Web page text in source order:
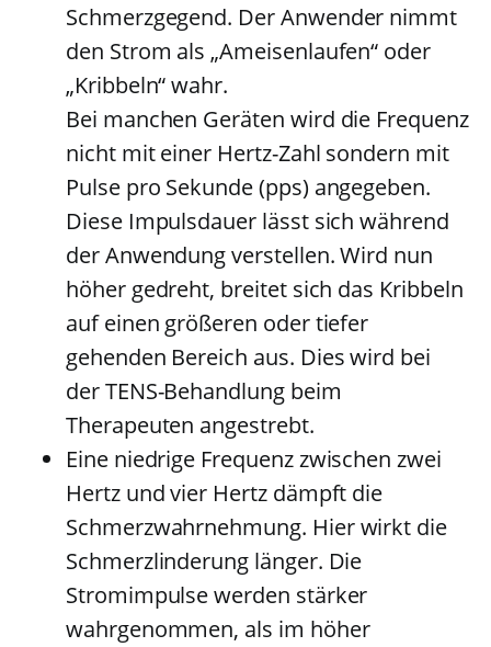
Schmerzgegend. Der Anwender nimmt
den Strom als „Ameisenlaufen“ oder
„Kribbeln“ wahr.
Bei manchen Geräten wird die Frequenz
nicht mit einer Hertz-Zahl sondern mit
Pulse pro Sekunde (pps) angegeben.
Diese Impulsdauer lässt sich während
der Anwendung verstellen. Wird nun
höher gedreht, breitet sich das Kribbeln
auf einen größeren oder tiefer
gehenden Bereich aus. Dies wird bei
der TENS-Behandlung beim
Therapeuten angestrebt.
Eine niedrige Frequenz zwischen zwei
Hertz und vier Hertz dämpft die
Schmerzwahrnehmung. Hier wirkt die
Schmerzlinderung länger. Die
Stromimpulse werden stärker
wahrgenommen, als im höher